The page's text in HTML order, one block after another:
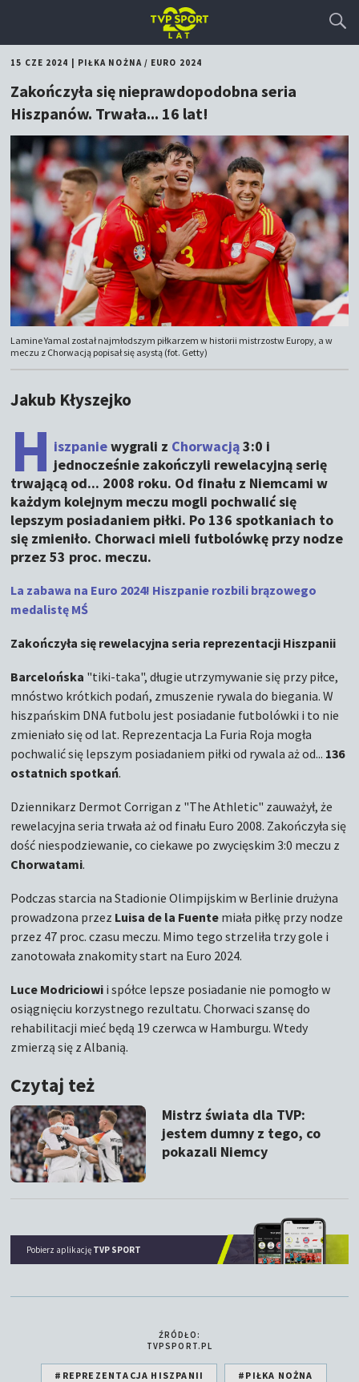
15 CZE 2024 PIŁKA NOŻNA/ EURO 2024
Zakończyła się nieprawdopodobna seria
Hiszpanów. Trwała... 16 lat!
Lamine Yamal został najmłodszym piłkarzem w historii mistrzostw Europy, a w
meczu z Chorwacją popisał się asystą (fot. Getty)
Jakub Kłyszejko
H iszpaniewygrali z Chorwacją3:0 i
jednocześnie zakończyli rewelacyjną serię
trwającą od... 2008 roku. Od finału z Niemcami w
każdym kolejnym meczu mogli pochwalić się
lepszym posiadaniem piłki. Po 136 spotkaniach to
się zmieniło. Chorwaci mieli futbolówkę przy nodze
przez 53 proc. meczu.
La zabawa na Euro 2024! Hiszpanie rozbili brązowego
medalistę MŚ
Zakończyła się rewelacyjna seria reprezentacji Hiszpanii
Barcelońska "tiki-taka", długie utrzymywanie się przy piłce,
mnóstwo krótkich podań, zmuszenie rywala do biegania. W
hiszpańskim DNA futbolu jest posiadanie futbolówki i to nie
zmieniało się od lat. Reprezentacja La Furia Roja mogła
pochwalić się lepszym posiadaniem piłki od rywala aż od... 136
ostatnich spotkań.
Dziennikarz Dermot Corrigan z "The Athletic" zauważył, że
rewelacyjna seria trwała aż od finału Euro 2008. Zakończyła się
dość niespodziewanie, co ciekawe po zwycięskim 3:0 meczu z
Chorwatami.
Podczas starcia na Stadionie Olimpijskim w Berlinie drużyna
prowadzona przez Luisa de la Fuente miała piłkę przy nodze
przez 47 proc. czasu meczu. Mimo tego strzeliła trzy gole i
zanotowała znakomity start na Euro 2024.
Luce Modriciowi i spółce lepsze posiadanie nie pomogło w
osiągnięciu korzystnego rezultatu. Chorwaci szansę do
rehabilitacji mieć będą 19 czerwca w Hamburgu. Wtedy
zmierzą się z Albanią.
Czytaj też
Mistrz świata dla TVP:
jestem dumny z tego, co
pokazali Niemcy
Pobierz aplikację TVP SPORT
ŹRÓDŁO:
TVPSPORT.PL
#REPREZENTACJA HISZPANII #PIŁKA NOŻNA